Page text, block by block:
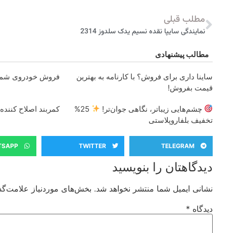
مطلب قبلی
نمایندگی سایپا نقده نسیم یدک سلدوز 2314
مطالب پیشنهادی
ساینا داری برای فروش؟ با کارنامه به بهترین
قیمت بفروش!
فروش خودروی شما
چشم‌هایی زیباتر، نگاهی جوان‌تر!
25%
تخفیف بلفاروپلاستی
کمربند اصلاح
TELEGRAM
TWITTER
دیدگاهتان را بنویسید
نشانی ایمیل شما منتشر نخواهد شد. بخش‌های موردنیاز
دیدگاه *